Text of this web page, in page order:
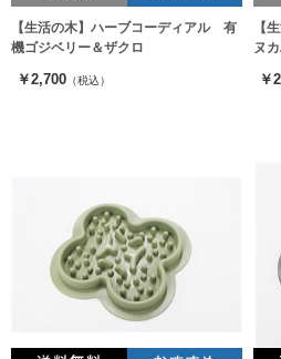
【生活の木】ハーブコーディアル 有
機ゴジベリー＆ザクロ
￥2,700 （税込）
【
ヌ
￥